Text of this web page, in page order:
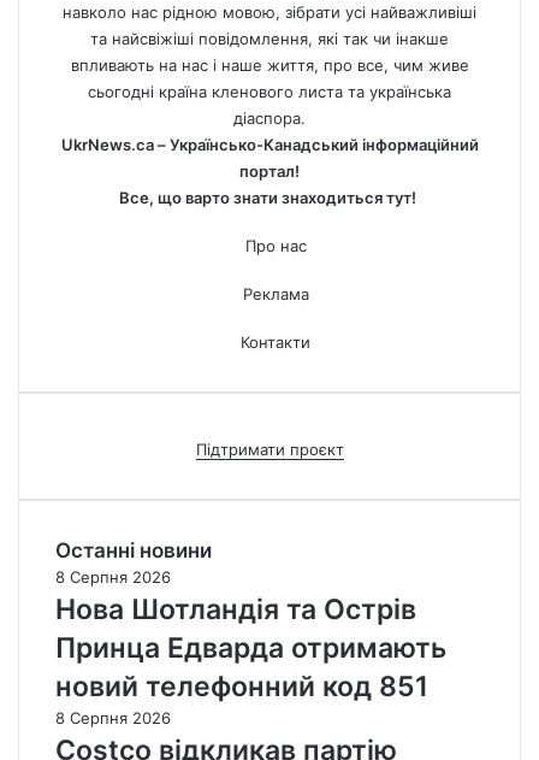
навколо нас рідною мовою, зібрати усі найважливіші
та найсвіжіші повідомлення, які так чи інакше
впливають на нас і наше життя, про все, чим живе
сьогодні країна кленового листа та українська
діаспора.
UkrNews.ca – Українсько-Канадський інформаційний
портал!
Все, що варто знати знаходиться тут!
Про нас
Реклама
Контакти
Підтримати проєкт
Останні новини
8 Серпня 2026
Нова Шотландія та Острів
Принца Едварда отримають
новий телефонний код 851
8 Серпня 2026
Costco відкликав партію